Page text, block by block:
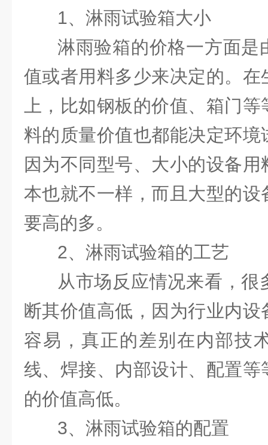
1、淋雨试验箱大小
淋雨验箱的价格一方面是
值或者用料多少来决定的。 在
上，比如钢板的价值、箱门
料的质量价值也都能决定环
因为不同型号、大小的设备
本也就不一样，而且大型的
要高的多。
2、淋雨试验箱的工艺
从市场反应情况来看，很
断其价值高低，因为行业内
容易，真正的差别在内部技
线、焊接、内部设计、配置
的价值高低。
3、淋雨试验箱的配置